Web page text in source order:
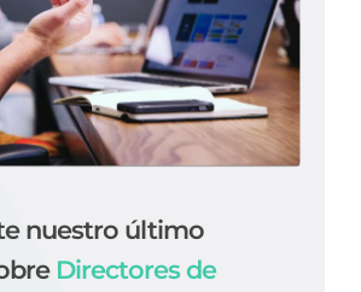
nuestro último
Directores de